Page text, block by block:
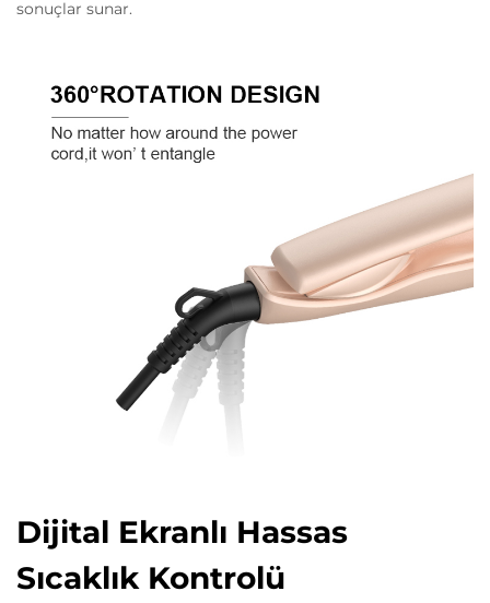
sonuçlar sunar.
Dijital Ekranlı Hassas
Sıcaklık Kontrolü